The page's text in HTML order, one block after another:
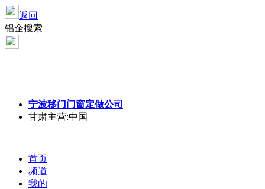
返回
铝企搜索
宁波移门门窗定做公司
甘肃主营:中国
首页
频道
我的